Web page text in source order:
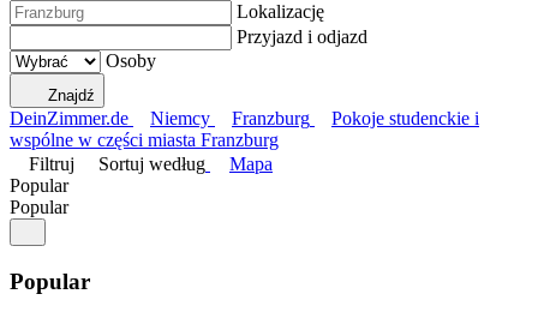
Lokalizację
Przyjazd i odjazd
Osoby
Znajdź
DeinZimmer.de Niemcy Franzburg
Pokoje studenckie i
wspólne w części miasta Franzburg
Filtruj
Sortuj według
Mapa
Popular
Popular
Popular